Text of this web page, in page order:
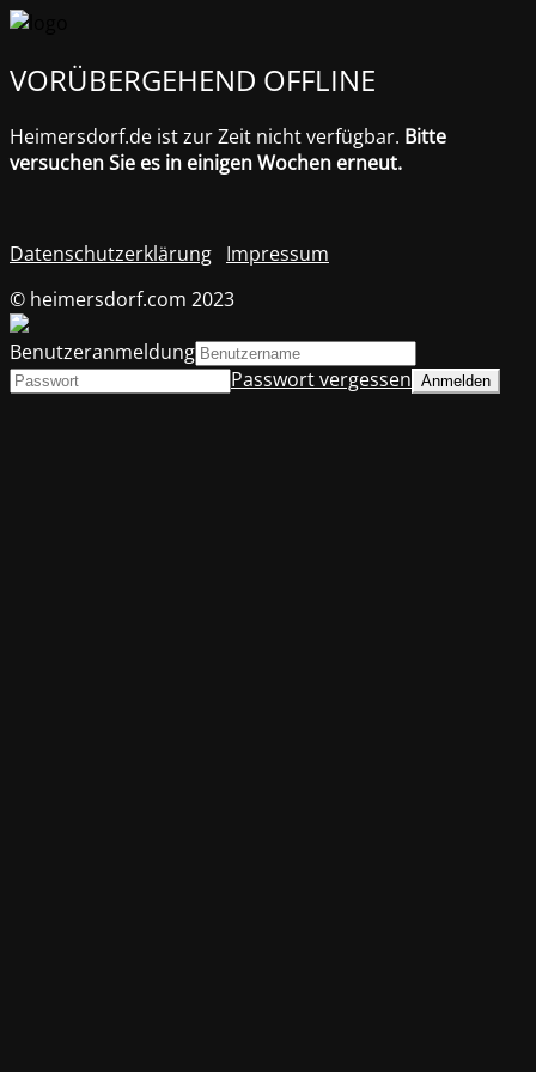
VORÜBERGEHEND OFFLINE
Heimersdorf.de ist zur Zeit nicht verfügbar. Bitte
versuchen Sie es in einigen Wochen erneut.
Datenschutzerklärung Impressum
© heimersdorf.com 2023
Benutzeranmeldung
Passwort vergessen